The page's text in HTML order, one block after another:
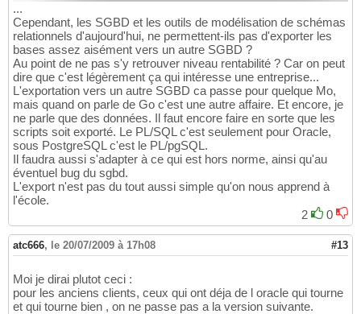
...
Cependant, les SGBD et les outils de modélisation de schémas
relationnels d'aujourd'hui, ne permettent-ils pas d'exporter les
bases assez aisément vers un autre SGBD ?
Au point de ne pas s'y retrouver niveau rentabilité ? Car on peut
dire que c'est légèrement ça qui intéresse une entreprise...
L'exportation vers un autre SGBD ca passe pour quelque Mo,
mais quand on parle de Go c'est une autre affaire. Et encore, je
ne parle que des données. Il faut encore faire en sorte que les
scripts soit exporté. Le PL/SQL c'est seulement pour Oracle,
sous PostgreSQL c'est le PL/pgSQL.
Il faudra aussi s'adapter à ce qui est hors norme, ainsi qu'au
éventuel bug du sgbd.
L'export n'est pas du tout aussi simple qu'on nous apprend à
l'école.
2
0
atc666, le 20/07/2009 à 17h08 #13
Moi je dirai plutot ceci :
pour les anciens clients, ceux qui ont déja de l oracle qui tourne
et qui tourne bien , on ne passe pas a la version suivante.